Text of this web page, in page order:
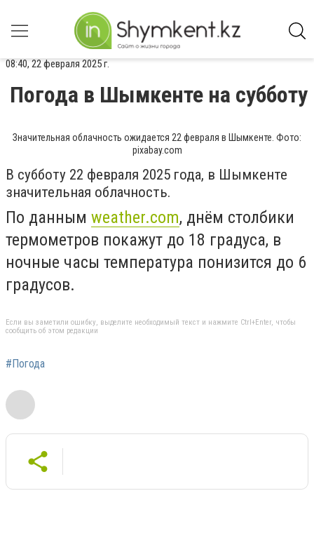
08:40, 22 февраля 2025 г.
Погода в Шымкенте на субботу
Значительная облачность ожидается 22 февраля в Шымкенте. Фото:
pixabay.com
В субботу 22 февраля 2025 года, в Шымкенте
значительная облачность.
По данным weather.com, днём столбики
термометров покажут до 18 градуса, в
ночные часы температура понизится до 6
градусов.
Если вы заметили ошибку, выделите необходимый текст и нажмите Ctrl+Enter, чтобы
сообщить об этом редакции
#Погода